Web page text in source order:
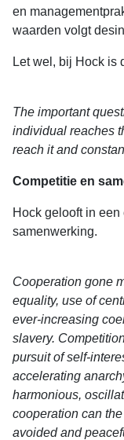
en
waarden volgt
Let wel, bij Hock is
The important
individual reaches
reach it and
Competitie en
Hock gelooft in
samenwerking.
Cooperation gone
equality, use of
ever-increasing
slavery.
pursuit of self-
accelerating
harmonious,
cooperation can
avoided and